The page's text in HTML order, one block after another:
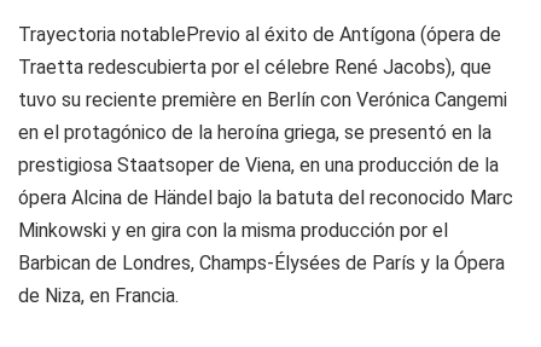
Trayectoria notablePrevio al éxito de Antígona (ópera de
Traetta redescubierta por el célebre René Jacobs), que
tuvo su reciente première en Berlín con Verónica Cangemi
en el protagónico de la heroína griega, se presentó en la
prestigiosa Staatsoper de Viena, en una producción de la
ópera Alcina de Händel bajo la batuta del reconocido Marc
Minkowski y en gira con la misma producción por el
Barbican de Londres, Champs-Élysées de París y la Ópera
de Niza, en Francia.